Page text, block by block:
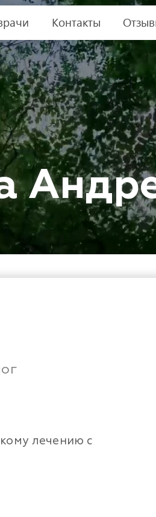
Контакты
Андр
лечению с